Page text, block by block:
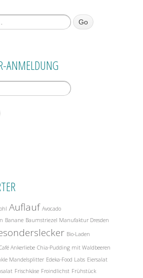
ANMELDUNG
Auflauf Avocado
Banane Baumstriezel Manufaktur Dresden
Bio-Laden
Ankerliebe Chia-Pudding mit Waldbeeren
Mandelsplitter Edeka-Food Labs Eiersalat
Frischkäse Froindlichst Frühstück